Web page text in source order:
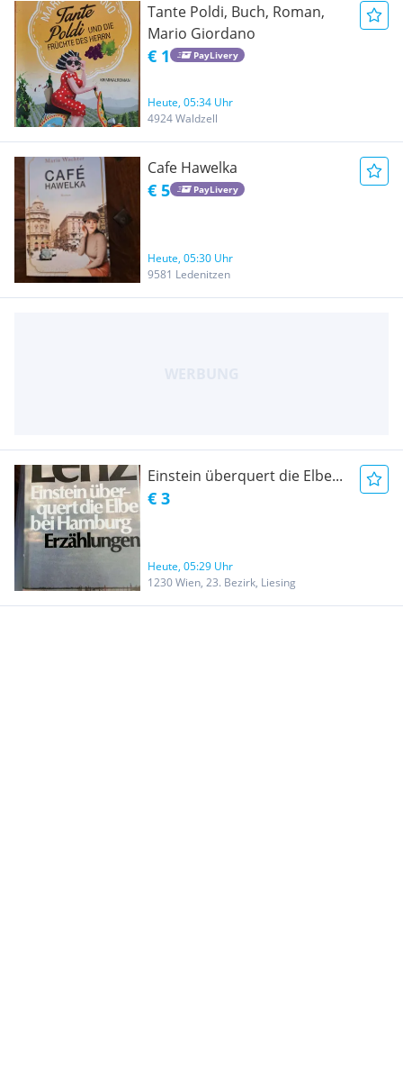
Tante Poldi, Buch, Roman,
Mario Giordano
€ 1 PayLivery
Heute, 05:34 Uhr
4924 Waldzell
Cafe Hawelka
€ 5 PayLivery
Heute, 05:30 Uhr
9581 Ledenitzen
Einstein überquert die Elbe...
€ 3
Heute, 05:29 Uhr
1230 Wien, 23. Bezirk, Liesing